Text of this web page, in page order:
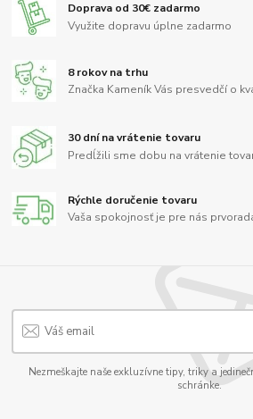
Doprava od 30€ zadarmo
Využite dopravu úplne zadarmo
8 rokov na trhu
Značka Kameník Vás presvedčí o
30 dní na vrátenie tovaru
Predĺžili sme dobu na vrátenie
Rýchle doručenie tovaru
Vaša spokojnosť je pre nás
Nezmeškajte naše exkluzívne tipy, triky a
schránke.